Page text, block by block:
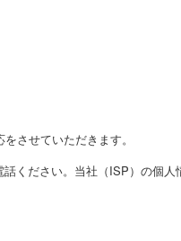
させていただきます。
ください。当社（ISP）の個